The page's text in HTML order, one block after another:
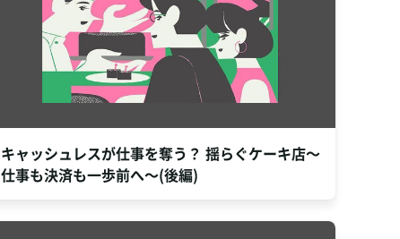
キャッシュレスが仕事を奪う？ 揺らぐケーキ店～
仕事も決済も一歩前へ～(後編)